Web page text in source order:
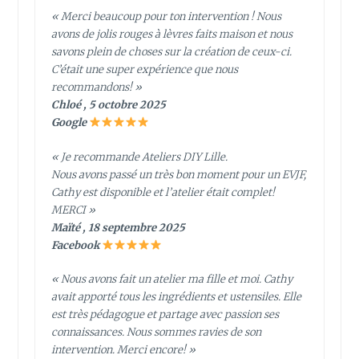
« Merci beaucoup pour ton intervention ! Nous
avons de jolis rouges à lèvres faits maison et nous
savons plein de choses sur la création de ceux-ci.
C’était une super expérience que nous
recommandons! »
Chloé , 5 octobre 2025
Google
« Je recommande Ateliers DIY Lille.
Nous avons passé un très bon moment pour un EVJF,
Cathy est disponible et l’atelier était complet!
MERCI »
Maïté , 18 septembre 2025
Facebook
« Nous avons fait un atelier ma fille et moi. Cathy
avait apporté tous les ingrédients et ustensiles. Elle
est très pédagogue et partage avec passion ses
connaissances. Nous sommes ravies de son
intervention. Merci encore! »